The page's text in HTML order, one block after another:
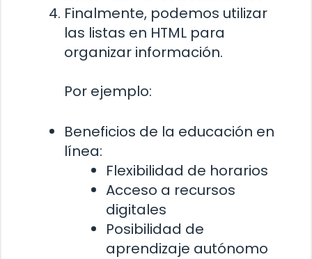
Finalmente, podemos utilizar
las listas en HTML para
organizar información.
Por ejemplo:
Beneficios de la educación en
línea:
Flexibilidad de horarios
Acceso a recursos
digitales
Posibilidad de
aprendizaje autónomo